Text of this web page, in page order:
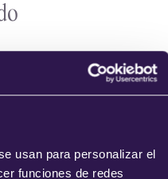
usan para personalizar el
funciones de redes
tu certificado